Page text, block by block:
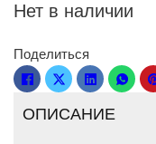
Нет в наличии
Поделиться
ОПИСАНИЕ